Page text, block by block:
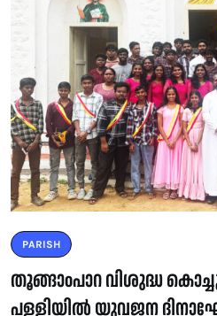
PARISH
തൂങ്ങാoപാറ വിശുദ്ധ
പള്ളിയിൽ യുവജന